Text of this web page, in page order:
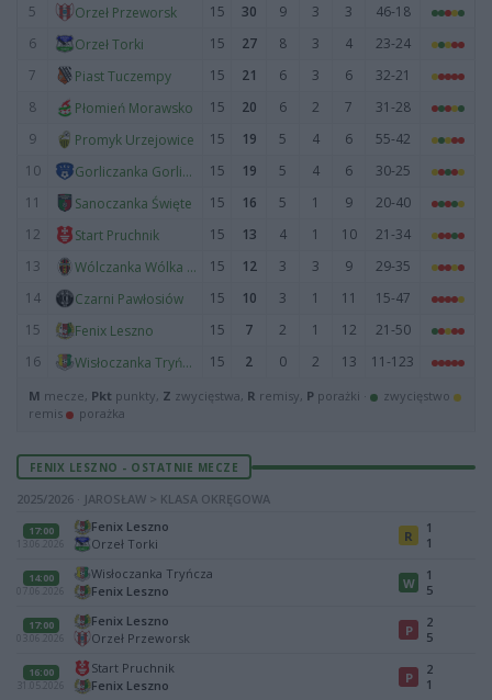
5 Orzeł Przeworsk 15 30 9 3 3
46-18
6
Orzeł Torki 15 27 8 3 4
23-24
7
Piast Tuczempy 15 21 6 3 6
32-21
8
Płomień Morawsko 15 20 6 2 7
31-28
9
Promyk Urzejowice 15 19 5 4 6
55-42
10
Gorliczanka Gorliczyna 15 19 5 4 6
30-25
11
Sanoczanka Święte 15 16 5 1 9
20-40
12
Start Pruchnik 15 13 4 1 10
21-34
13
Wólczanka Wólka Pełkińska 15 12 3 3 9
29-35
14
Czarni Pawłosiów 15 10 3 1 11
15-47
15
Fenix Leszno 15 7 2 1 12
21-50
16
Wisłoczanka Tryńcza 15 2 0 2 13 11-123
M mecze, Pkt punkty, Z zwycięstwa, R remisy, P porażki ·
zwycięstwo
remis
porażka
FENIX LESZNO - OSTATNIE MECZE
2025/2026 · JAROSŁAW > KLASA OKRĘGOWA
17:00
13.06.2026
Fenix Leszno
Orzeł Torki
R
1
1
14:00
07.06.2026
Wisłoczanka Tryńcza
Fenix Leszno
W
1
5
17:00
03.06.2026
Fenix Leszno
Orzeł Przeworsk
P
2
5
16:00
31.05.2026
Start Pruchnik
Fenix Leszno
P
2
1